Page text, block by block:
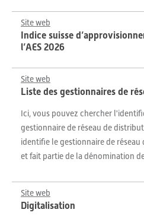
Site web
Indice suisse
l’AES 2026
Site web
Liste des gestionnaires de
Ici, vous pouvez chercher
gestionnaire de réseau de
identifie le gestionnaire de
et fait partie de la dénomination
Site web
Digitalisation